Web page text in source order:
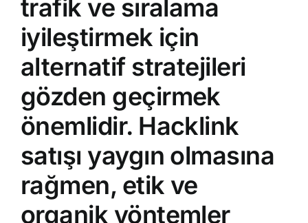
trafik ve sıralama
iyileştirmek için
alternatif stratejileri
gözden geçirmek
önemlidir. Hacklink
satışı yaygın olmasına
rağmen, etik ve
organik yöntemler